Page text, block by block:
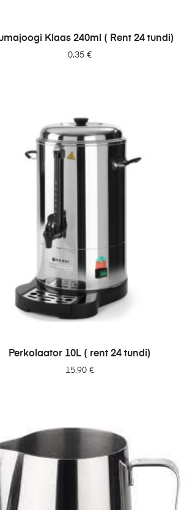
LISA PÄRINGUSSE
Klaas 240ml ( Rent 24 tundi)
0.35€
LISA PÄRINGUSSE
Perkolaator 10L ( rent 24 tundi)
15.90€